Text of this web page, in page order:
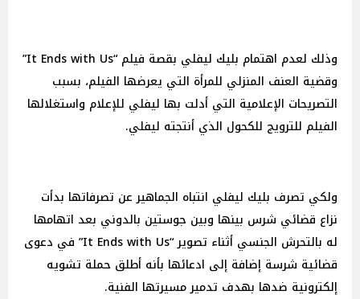
وذلك لعدم اهتمام بليك ليفلي بقصة فيلم “It Ends with Us”
وقضية العنف المنزلي للمرأة التي يعرضها الفيلم، بسبب
التصريحات الإعلامية التي أدلت بها ليفلي للإعلام واستغلالها
الفيلم للترويج للكحول الذي أنتجته ليفلي.
ولكي تصرف بليك ليفلي انتباه الجماهير عن تصرفاتها بدأت
نزاع قضائي شرس بينها وبين جوستين بالدوني بعد اتهامها
له بالتحرش الجنسي أثناء تصوير “It Ends with Us” في دعوى
قضائية شرسة إضافة إلى ادعائها بأنه أطلق حملة تشويه
إلكترونية ضدها بهدف تدمير مسيرتها الفنية.